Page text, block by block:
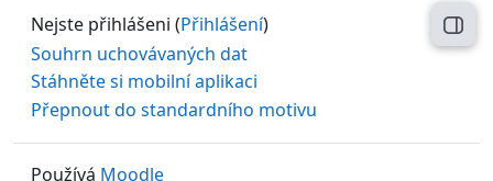
Nejste přihlášeni (Přihlášení)
Souhrn uchovávaných dat
Stáhněte si mobilní aplikaci
Přepnout do standardního motivu
Používá Moodle